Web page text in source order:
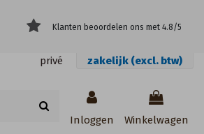
Klanten beoordelen ons met 4.8/5
privé zakelijk (excl. btw)
Inloggen Winkelwagen